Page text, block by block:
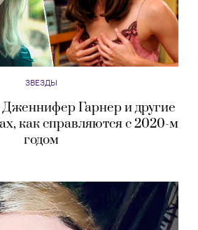
ЗВЕЗДЫ
Дженнифер Гарнер и другие
как справляются с 2020-м
годом